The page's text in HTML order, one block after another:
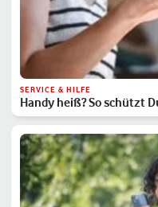
SERVICE & HILFE
Handy heiß? So schützt